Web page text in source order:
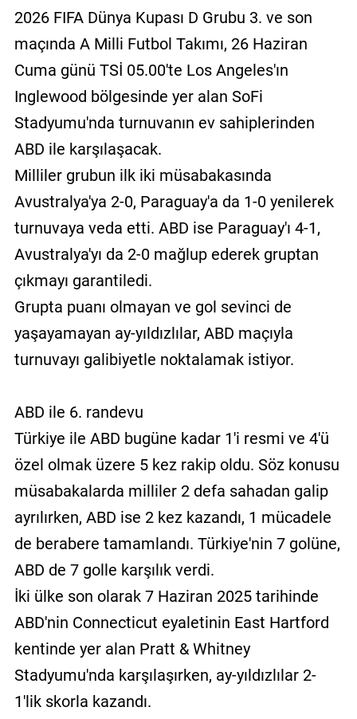
Politikası
2026 FIFA Dünya Kupası D Grubu 3. ve son
maçında A Milli Futbol Takımı, 26 Haziran
Cuma günü TSİ 05.00'te Los Angeles'ın
Inglewood bölgesinde yer alan SoFi
Stadyumu'nda turnuvanın ev sahiplerinden
ABD ile karşılaşacak.
Milliler grubun ilk iki müsabakasında
Avustralya'ya 2-0, Paraguay'a da 1-0 yenilerek
turnuvaya veda etti. ABD ise Paraguay'ı 4-1,
Avustralya'yı da 2-0 mağlup ederek gruptan
çıkmayı garantiledi.
Grupta puanı olmayan ve gol sevinci de
yaşayamayan ay-yıldızlılar, ABD maçıyla
turnuvayı galibiyetle noktalamak istiyor.
ABD ile 6. randevu
Türkiye ile ABD bugüne kadar 1'i resmi ve 4'ü
özel olmak üzere 5 kez rakip oldu. Söz konusu
müsabakalarda milliler 2 defa sahadan galip
ayrılırken, ABD ise 2 kez kazandı, 1 mücadele
de berabere tamamlandı. Türkiye'nin 7 golüne,
ABD de 7 golle karşılık verdi.
İki ülke son olarak 7 Haziran 2025 tarihinde
ABD'nin Connecticut eyaletinin East Hartford
kentinde yer alan Pratt & Whitney
Stadyumu'nda karşılaşırken, ay-yıldızlılar 2-
1'lik skorla kazandı.